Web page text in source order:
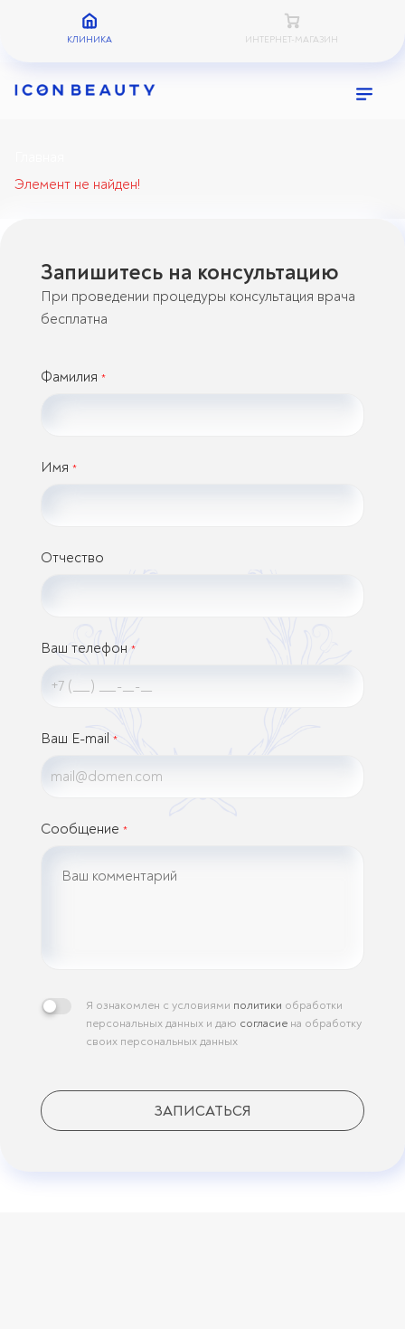
КЛИНИКА ИНТЕРНЕТ-МАГАЗИН
Элемент не найден!
Запишитесь на консультацию
При проведении процедуры консультация врача
бесплатна
Фамилия *
Имя *
Отчество
Ваш телефон *
Ваш E-mail *
Сообщение *
Я ознакомлен с условиями политики обработки
персональных данных и даю согласие на обработку
своих персональных данных
ЗАПИСАТЬСЯ